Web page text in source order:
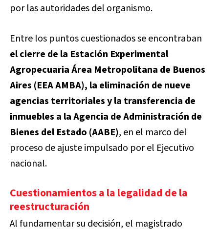
por las autoridades del organismo.
Entre los puntos cuestionados se encontraban
el cierre de la Estación Experimental
Agropecuaria Área Metropolitana de Buenos
Aires (EEA AMBA), la eliminación de nueve
agencias territoriales y la transferencia de
inmuebles a la Agencia de Administración de
Bienes del Estado (AABE), en el marco del
proceso de ajuste impulsado por el Ejecutivo
nacional.
Cuestionamientos a la legalidad de la
reestructuración
Al fundamentar su decisión, el magistrado